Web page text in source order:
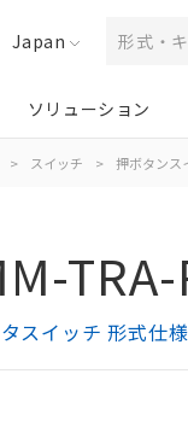
Japan
ソリューション
> スイッチ > 押ボタンス
スイッチ 形式仕